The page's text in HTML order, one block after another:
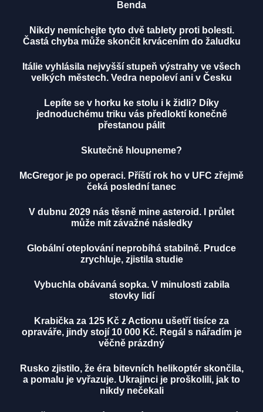
Benda
Nikdy nemíchejte tyto dvě tablety proti bolesti.
Častá chyba může skončit krvácením do žaludku
Itálie vyhlásila nejvyšší stupeň výstrahy ve všech
velkých městech. Vedra nepoleví ani v Česku
Lepíte se v horku ke stolu i k židli? Díky
jednoduchému triku vás předloktí konečně
přestanou pálit
Skutečně hloupneme?
McGregor je po operaci. Příští rok ho v UFC zřejmě
čeká poslední tanec
V dubnu 2029 nás těsně mine asteroid. I průlet
může mít závažné následky
Globální oteplování neprobíhá stabilně. Prudce
zrychluje, zjistila studie
Vybuchla obávaná sopka. V minulosti zabila
stovky lidí
Krabička za 125 Kč z Actionu ušetří tisíce za
opraváře, jindy stojí 10 000 Kč. Regál s nářadím je
věčně prázdný
Rusko zjistilo, že éra bitevních helikoptér skončila,
a pomalu je vyřazuje. Ukrajinci je proškolili, jak to
nikdy nečekali